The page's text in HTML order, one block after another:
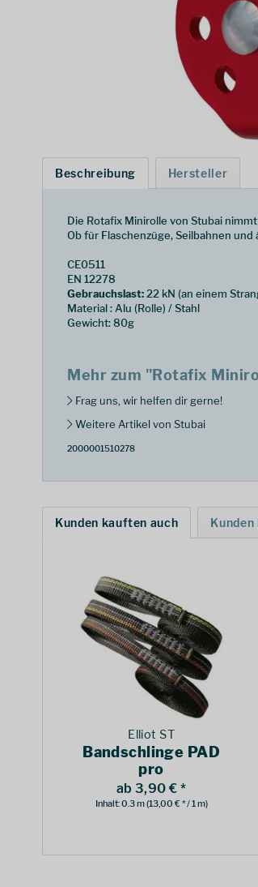
Beschreibung Hersteller
Die Rotafix Minirolle von Stubai
Ob für Flaschenzüge, Seilbahnen und
CE0511
EN 12278
Gebrauchslast:22 kN (an einem
Material : Alu (Rolle) / Stahl
Gewicht: 80g
Mehr zum "Rotafix
Frag uns, wir helfen dir gerne!
Weitere Artikel von Stubai
2000001510278
Kunden kauften auch
Elliot ST
Bandschlinge PAD
pro
ab 3,90 € *
Inhalt:0.3 m(13,00 € * / 1 m)